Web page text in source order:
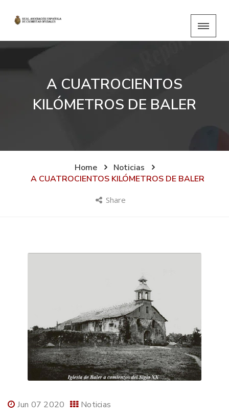
A CUATROCIENTOS
KILÓMETROS DE BALER
Home
Noticias
A CUATROCIENTOS KILÓMETROS DE BALER
Share
Jun 07 2020 Noticias